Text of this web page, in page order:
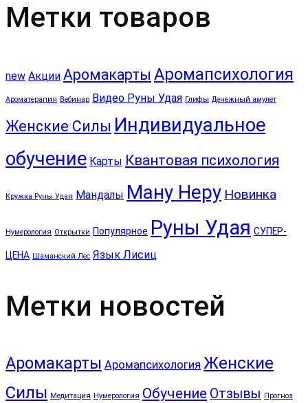
Метки товаров
new Акции Аромакарты Аромапсихология
Ароматерапия Вебинар Видео Руны Удая Глифы Денежный амулет
Женские Силы Индивидуальное
обучение Карты Квантовая психология
Кружка Руны Удая Мандалы Ману Неру Новинка
Нумерология Открытки Популярное Руны Удая СУПЕР-
ЦЕНА Шаманский Лес Язык Лисиц
Метки новостей
Аромакарты Аромапсихология Женские
Силы Медитация Нумерология Обучение Отзывы Прогноз